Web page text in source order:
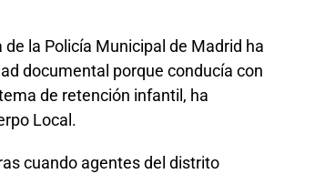
la Policía Municipal de Madrid ha
documental porque conducía con
de retención infantil, ha
Local.
cuando agentes del distrito